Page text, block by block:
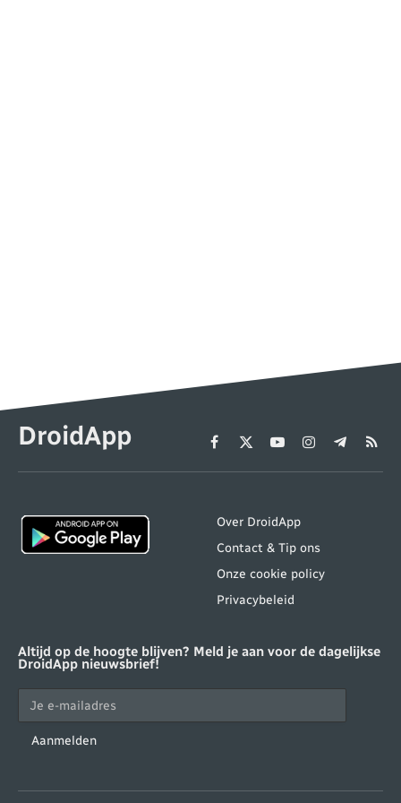
DroidApp Facebook
X
(Twitter)
YouTubeInstagram
Telegram
RSS
Over DroidApp
Contact & Tip ons
Onze cookie policy
Privacybeleid
Altijd op de hoogte blijven? Meld je aan voor de dagelijkse
DroidApp nieuwsbrief!
Aanmelden